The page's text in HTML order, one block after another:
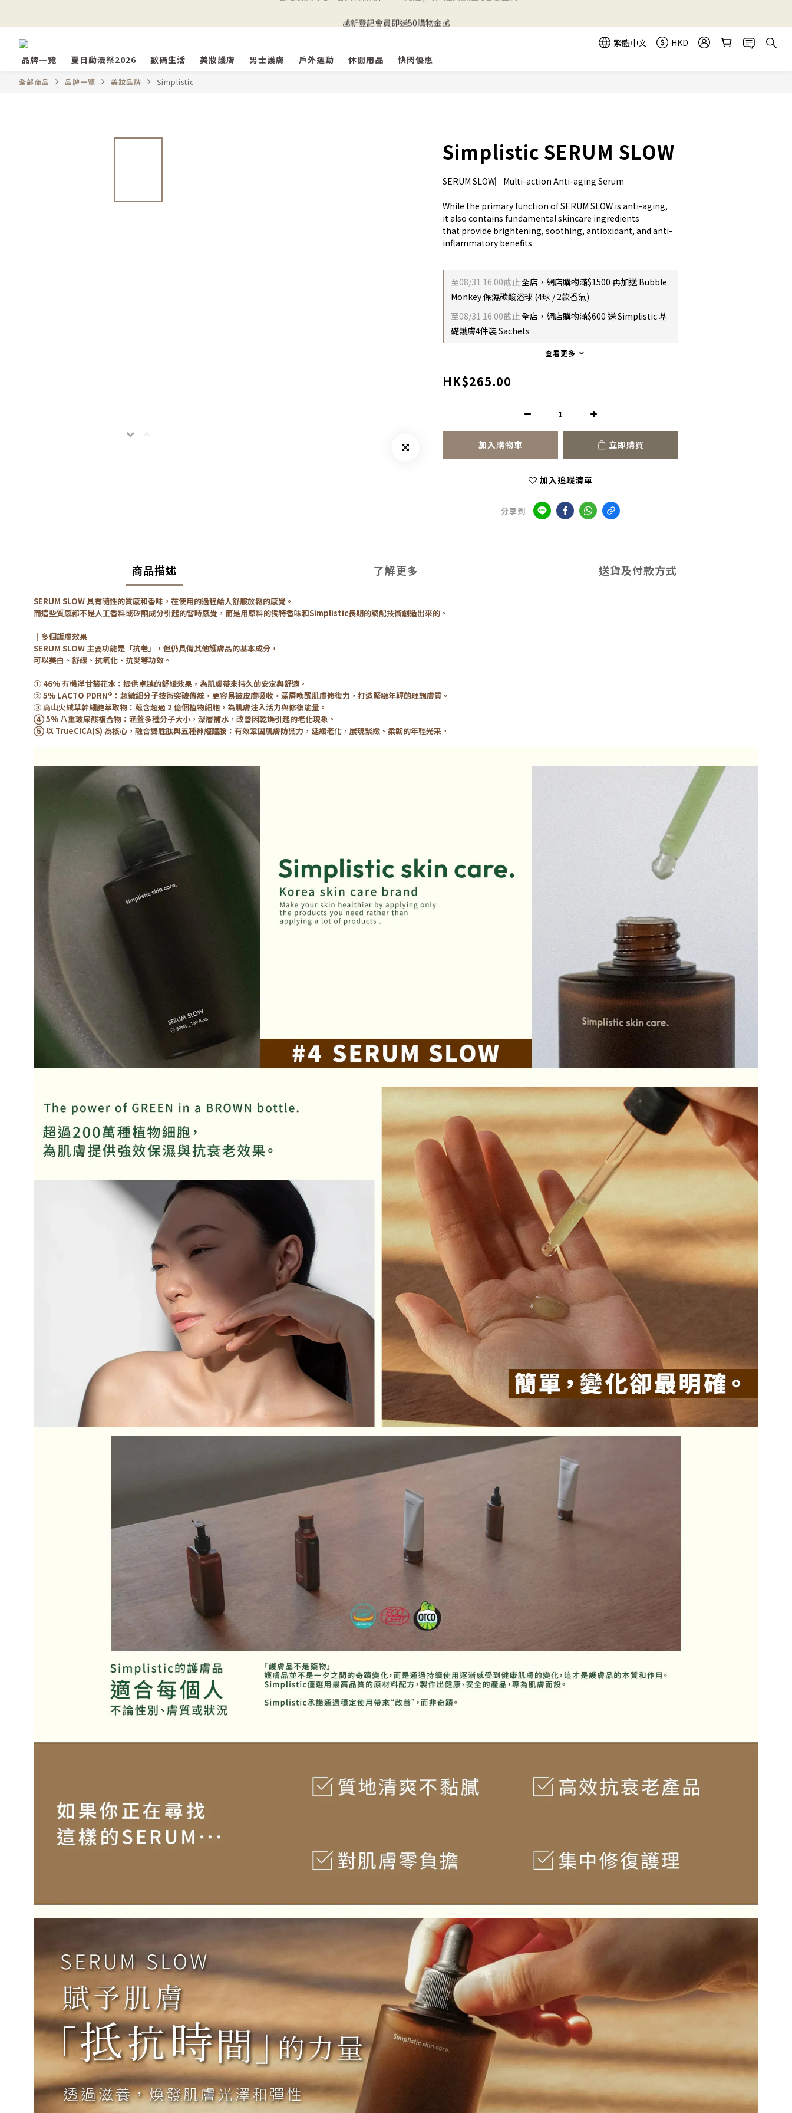
💰新登記會員即送50購物金💰
繁體中文
HKD
品牌一覽
夏日動漫祭2026 數碼生活 美妝護膚 男士護膚 戶外運動 休閒用品 快閃優惠
全部商品 品牌一覽 美妝品牌 Simplistic
Simplistic SERUM SLOW
SERUM SLOW︳Multi-action Anti-aging Serum
While the primary function of SERUM SLOW is anti-aging,
it also contains fundamental skincare ingredients
that provide brightening, soothing, antioxidant, and anti-
inflammatory benefits.
至08/31 16:00截止全店，網店購物滿$1500 再加送 Bubble
Monkey 保濕碳酸浴球 (4球 / 2款香氣)
至08/31 16:00截止全店，網店購物滿$600 送 Simplistic 基
礎護膚4件裝 Sachets
查看更多
HK$265.00
加入購物車 立即購買
加入追蹤清單
分享到
商品描述 了解更多 送貨及付款方式
SERUM SLOW 具有隨性的質感和香味，在使用的過程給人舒服放鬆的感覺。
而這些質感都不是人工香料或矽酮成分引起的暫時感覺，而是用原料的獨特香味和Simplistic長期的調配技術創造出來的。
｜ 多個護膚效果 ｜
SERUM SLOW 主要功能是「抗老」，但仍具備其他護膚品的基本成分，
可以美白、舒緩、抗氧化、抗炎等功效。
➀ 46% 有機洋甘菊花水：提供卓越的舒緩效果，為肌膚帶來持久的安定與舒適。
➁ 5% LACTO PDRN®：超微細分子技術突破傳統，更容易被皮膚吸收，深層喚醒肌膚修復力，打造緊緻年輕的理想膚質。
➂ 高山火絨草幹細胞萃取物：蘊含超過 2 億個植物細胞，為肌膚注入活力與修復能量。
➃ 5% 八重玻尿酸複合物：涵蓋多種分子大小，深層補水，改善因乾燥引起的老化現象。
➄ 以 TrueCICA(S) 為核心，融合雙胜肽與五種神經醯胺：有效鞏固肌膚防禦力，延緩老化，展現緊緻、柔韌的年輕光采。